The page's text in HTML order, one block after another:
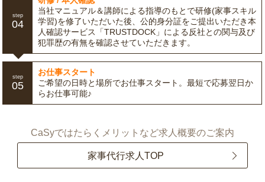
step
04
当社マニュアル＆講師による指導のもとで研修(家事スキル
学習)を修了いただいた後、公的身分証をご提出いただき本
人確認サービス「TRUSTDOCK」による反社との関与及び
犯罪歴の有無を確認させていただきます。
step
05
お仕事スタート
ご希望の日時と場所でお仕事スタート。最短で応募翌日か
らお仕事可能♪
CaSyではたらくメリットなど求人概要のご案内
家事代行求人TOP